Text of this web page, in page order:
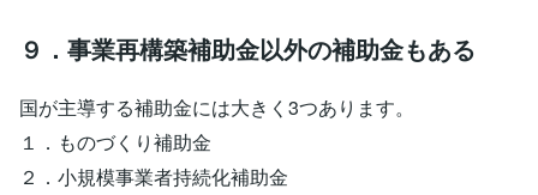
９．事業再構築補助金以外の補助金もある
国が主導する補助金には大きく3つあります。
１．ものづくり補助金
２．小規模事業者持続化補助金